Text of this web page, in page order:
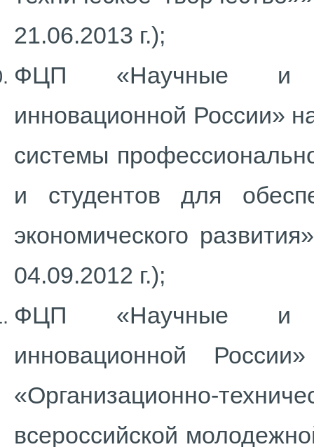
21.06.2013 г.);
ФЦП «Научные и
инновационной России»
системы
и студентов для
экономического
04.09.2012 г.);
ФЦП «Научные и
инновационной
«Организационно-
всероссийской